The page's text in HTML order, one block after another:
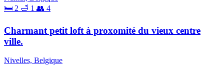
🛏 2 🛁 1 👥 4
Charmant petit loft à proxomité du vieux centre
ville.
Nivelles, Belgique